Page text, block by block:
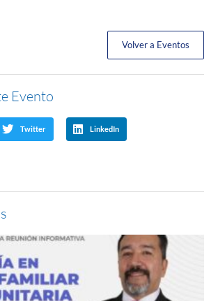
Volver a Eventos
Evento
Twitter LinkedIn